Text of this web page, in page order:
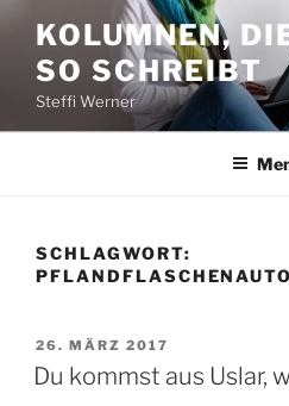
Inhalt
springen
KOLUMNEN,
SO SCHREIBT
Steffi Werner
SCHLAGWORT:
VERÖFFENTLICHT
AM
26. MÄRZ 2017
Du kommst aus Uslar,